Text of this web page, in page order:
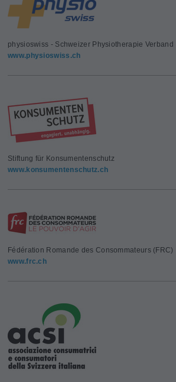
physioswiss - Schweizer Physiotherapie Verband
www.physioswiss.ch
Stiftung für Konsumentenschutz
www.konsumentenschutz.ch
Fédération Romande des Consommateurs (FRC)
www.frc.ch